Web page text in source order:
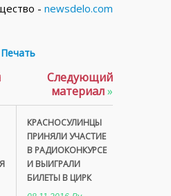
- newsdelo.com
Печать
Следующий
материал»
КРАСНОСУЛИНЦЫ
ПРИНЯЛИ УЧАСТИЕ
В РАДИОКОНКУРСЕ
И ВЫИГРАЛИ
БИЛЕТЫ В ЦИРК